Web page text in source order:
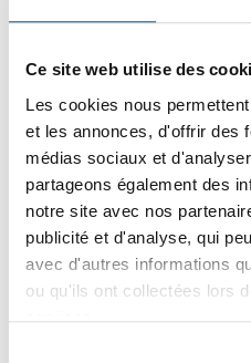
Ce site web utilise des
Les cookies nous
et les annonces, d'offrir des
médias sociaux et
partageons également des
notre site avec nos
publicité et d'analyse, qui
avec d'autres informations
ou qu'ils ont collectées lors
services.
this video.
Respecter les
d’utilisation,
faire perdurer
Pour préserver ces
expérience agréable pour
d’utilisation :